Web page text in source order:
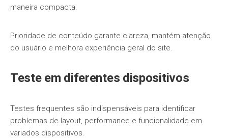
maneira compacta.
Prioridade de conteúdo garante clareza, mantém atenção
do usuário e melhora experiência geral do site.
Teste em diferentes dispositivos
Testes frequentes são indispensáveis para identificar
problemas de layout, performance e funcionalidade em
variados dispositivos.